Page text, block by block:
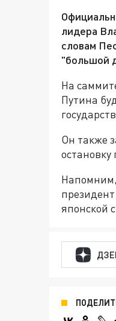
лидера
словам
"большой
На
Путина
Он также
остановку
японской